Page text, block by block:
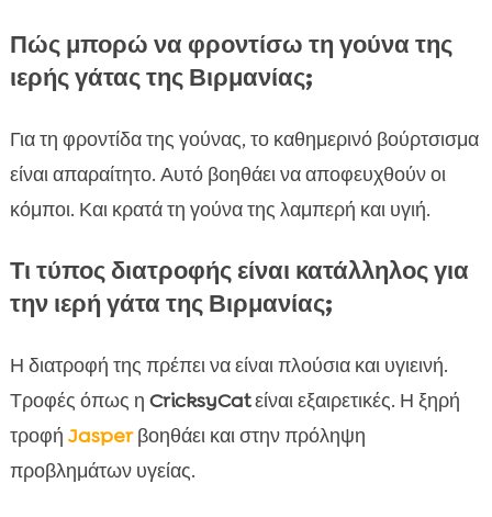
Πώς μπορώ να φροντίσω τη γούνα της
ιερής γάτας της Βιρμανίας;
Για τη φροντίδα της γούνας, το καθημερινό βούρτσισμα
είναι απαραίτητο. Αυτό βοηθάει να αποφευχθούν οι
κόμποι. Και κρατά τη γούνα της λαμπερή και υγιή.
Τι τύπος διατροφής είναι κατάλληλος για
την ιερή γάτα της Βιρμανίας;
Η διατροφή της πρέπει να είναι πλούσια και υγιεινή.
Τροφές όπως η CricksyCatείναι εξαιρετικές. Η ξηρή
τροφή Jasperβοηθάει και στην πρόληψη
προβλημάτων υγείας.